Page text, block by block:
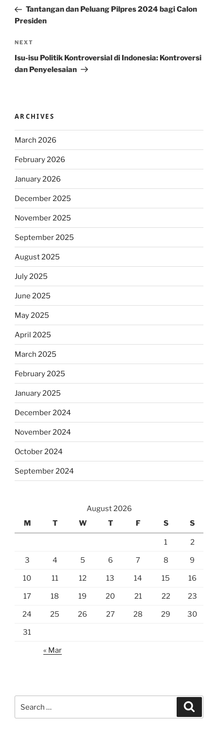
PostTantangan dan Peluang Pilpres 2024 bagi Calon
Presiden
Next
Post
NEXT
Isu-isu Politik Kontroversial di Indonesia: Kontroversi
dan Penyelesaian
ARCHIVES
March 2026
February 2026
January 2026
December 2025
November 2025
September 2025
August 2025
July 2025
June 2025
May 2025
April 2025
March 2025
February 2025
January 2025
December 2024
November 2024
October 2024
September 2024
August 2026
M
T W T F S S
1 2
3 4 5 6 7 8 9
10 11 12 13 14 15 16
17 18 19 20 21 22 23
24 25 26 27 28 29 30
31
« Mar
for: